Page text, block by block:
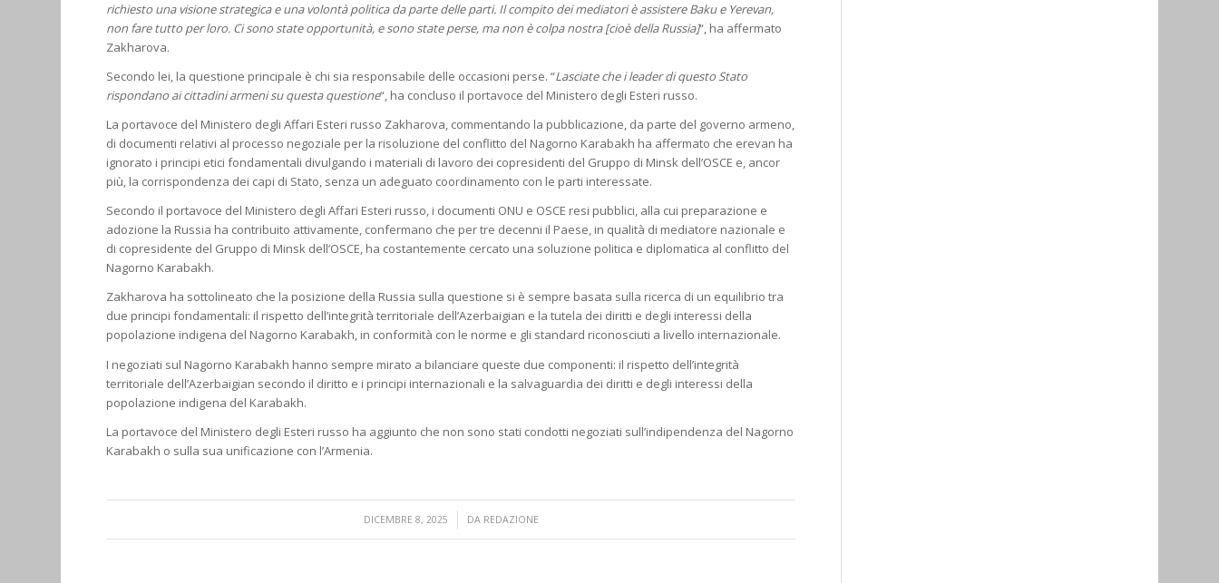
richiesto una visione strategica e una volontà politica da parte delle parti. Il compito dei mediatori è assistere Baku e Yerevan,
non fare tutto per loro. Ci sono state opportunità, e sono state perse, ma non è colpa nostra [cioè della Russia]“, ha affermato
Zakharova.
Secondo lei, la questione principale è chi sia responsabile delle occasioni perse. “Lasciate che i leader di questo Stato
rispondano ai cittadini armeni su questa questione“, ha concluso il portavoce del Ministero degli Esteri russo.
La portavoce del Ministero degli Affari Esteri russo Zakharova, commentando la pubblicazione, da parte del governo armeno,
di documenti relativi al processo negoziale per la risoluzione del conflitto del Nagorno Karabakh ha affermato che erevan ha
ignorato i principi etici fondamentali divulgando i materiali di lavoro dei copresidenti del Gruppo di Minsk dell’OSCE e, ancor
più, la corrispondenza dei capi di Stato, senza un adeguato coordinamento con le parti interessate.
Secondo il portavoce del Ministero degli Affari Esteri russo, i documenti ONU e OSCE resi pubblici, alla cui preparazione e
adozione la Russia ha contribuito attivamente, confermano che per tre decenni il Paese, in qualità di mediatore nazionale e
di copresidente del Gruppo di Minsk dell’OSCE, ha costantemente cercato una soluzione politica e diplomatica al conflitto del
Nagorno Karabakh.
Zakharova ha sottolineato che la posizione della Russia sulla questione si è sempre basata sulla ricerca di un equilibrio tra
due principi fondamentali: il rispetto dell’integrità territoriale dell’Azerbaigian e la tutela dei diritti e degli interessi della
popolazione indigena del Nagorno Karabakh, in conformità con le norme e gli standard riconosciuti a livello internazionale.
I negoziati sul Nagorno Karabakh hanno sempre mirato a bilanciare queste due componenti: il rispetto dell’integrità
territoriale dell’Azerbaigian secondo il diritto e i principi internazionali e la salvaguardia dei diritti e degli interessi della
popolazione indigena del Karabakh.
La portavoce del Ministero degli Esteri russo ha aggiunto che non sono stati condotti negoziati sull’indipendenza del Nagorno
Karabakh o sulla sua unificazione con l’Armenia.
DICEMBRE 8, 2025
/ DA REDAZIONE